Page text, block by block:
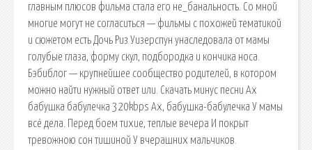
главным плюсов фильма стала его не_банальность. Со мной
многие могут не согласиться — фильмы с похожей тематикой
и сюжетом есть Дочь Риз Уизерспун унаследовала от мамы
голубые глаза, форму скул, подбородка и кончика носа.
Бэбиблог — крупнейшее сообщество родителей, в котором
можно найти нужный ответ или. Скачать минус песни Ах
бабушка бабулечка 320kbps Ах, бабушка-бабулечка У мамы
всё дела. Перед боем тихие, теплые вечера И покрыт
тревожною сон тишиной У вчерашних мальчиков.